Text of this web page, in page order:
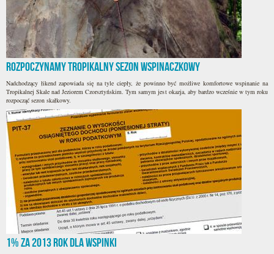
Rozpoczynamy Tropikalny sezon wspinaczkowy
Nadchodzący łikend zapowiada się na tyle ciepły, że powinno być możliwe komfortowe wspinanie na
Tropikalnej Skale nad Jeziorem Czorsztyńskim. Tym samym jest okazja, aby bardzo wcześnie w tym roku
rozpocząć sezon skałkowy.
1% za 2013 rok dla WSPINKI